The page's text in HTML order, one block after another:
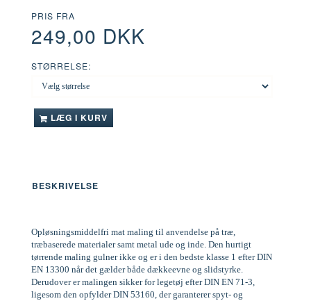
PRIS FRA
249,00 DKK
STØRRELSE:
LÆG I KURV
BESKRIVELSE
Opløsningsmiddelfri mat maling til anvendelse på træ,
træbaserede materialer samt metal ude og inde. Den hurtigt
tørrende maling gulner ikke og er i den bedste klasse 1 efter DIN
EN 13300 når det gælder både dækkeevne og slidstyrke.
Derudover er malingen sikker for legetøj efter DIN EN 71-3,
ligesom den opfylder DIN 53160, der garanterer spyt- og